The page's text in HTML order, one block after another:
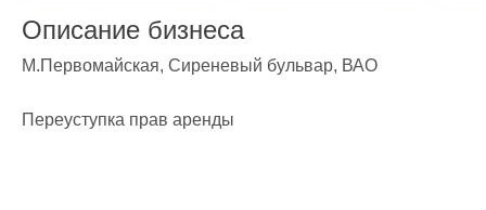
Описание бизнеса
М.Первомайская, Сиреневый бульвар, ВАО
Переуступка прав аренды